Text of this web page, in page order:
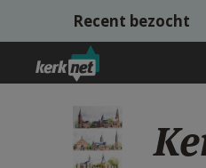
Overslaan en naar de inhoud
Recent bezocht